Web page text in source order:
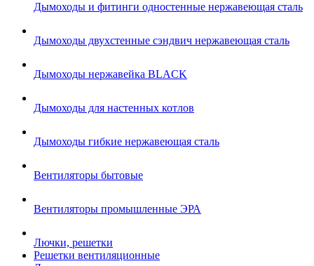
Дымоходы и фитинги одностенные нержавеющая сталь
Дымоходы двухстенные сэндвич нержавеющая сталь
Дымоходы нержавейка BLACK
Дымоходы для настенных котлов
Дымоходы гибкие нержавеющая сталь
Вентиляторы бытовые
Вентиляторы промышленные ЭРА
Лючки, решетки
Решетки вентиляционные